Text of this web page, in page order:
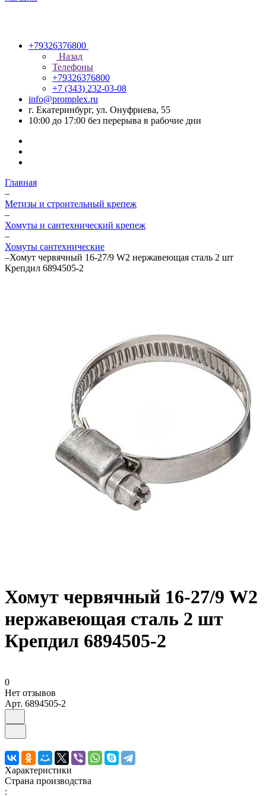
+79326376800
Назад
Телефоны
+79326376800
+7 (343) 232-03-08
info@promplex.ru
г. Екатеринбург, ул. Онуфриева, 55
10:00 до 17:00 без перерыва в рабочие дни
Главная
–
Метизы и строительный крепеж
–
Хомуты и сантехнический крепеж
–
Хомуты сантехнические
–Хомут червячный 16-27/9 W2 нержавеющая сталь 2 шт
Крепдил 6894505-2
Хомут червячный 16-27/9 W2
нержавеющая сталь 2 шт
Крепдил 6894505-2
0
Нет отзывов
Арт. 6894505-2
Характеристики
Страна производства
: